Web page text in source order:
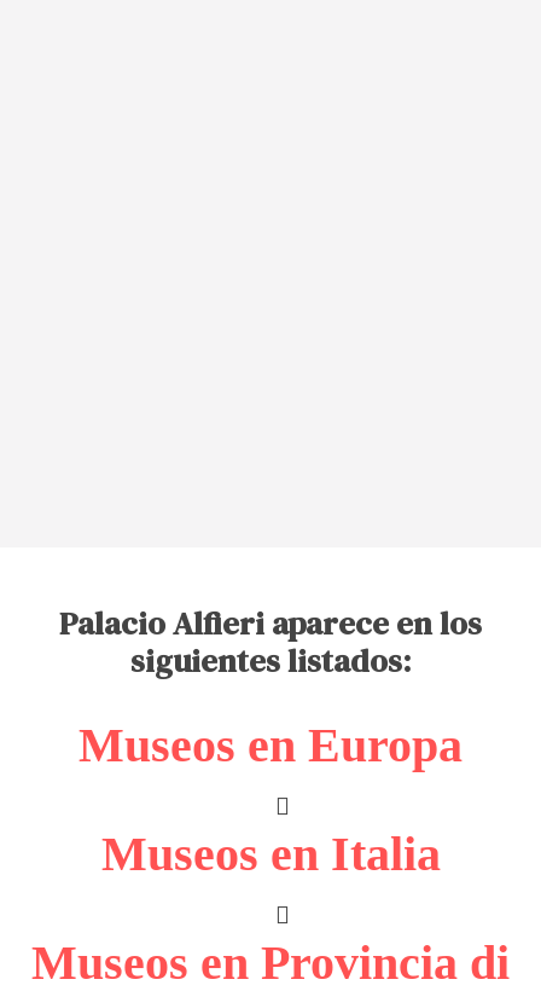
Palacio Alfieri aparece en los
siguientes listados:
Museos en Europa
Museos en Italia
Museos en Provincia di